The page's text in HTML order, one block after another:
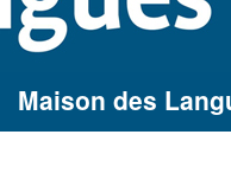
Maison des